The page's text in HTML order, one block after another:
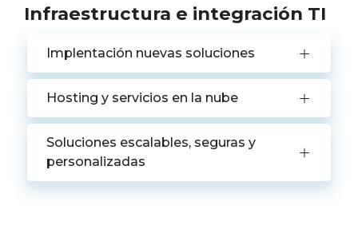
Infraestructura e integración TI
Implentación nuevas soluciones
Hosting y servicios en la nube
Soluciones escalables, seguras y
personalizadas